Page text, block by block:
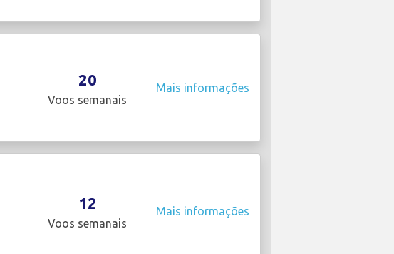
20
Voos semanais
Mais informações
12
Voos semanais
Mais informações